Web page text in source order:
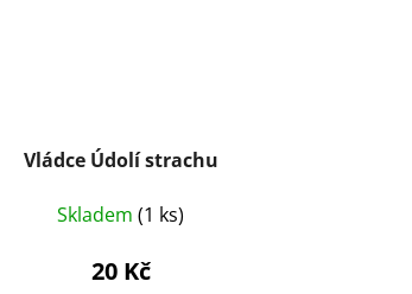
Vládce Údolí strachu
Skladem(1 ks)
20 Kč